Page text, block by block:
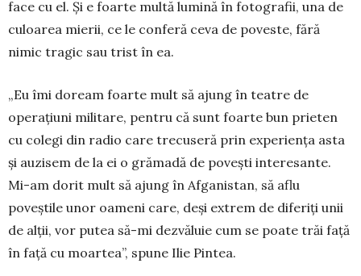
face cu el. Și e foarte multă lumină în fotografii, una de
culoarea mierii, ce le conferă ceva de poveste, fără
nimic tra­gic sau trist în ea.
„Eu îmi doream foarte mult să ajung în teatre de
operațiuni militare, pentru că sunt foarte bun prie­ten
cu colegi din radio care trecuseră prin ex­pe­rien­ța asta
și auzisem de la ei o grămadă de po­vești interesante.
Mi-am dorit mult să ajung în Af­ganistan, să aflu
poveștile unor oameni care, deși extrem de diferiți unii
de alții, vor putea să-mi dez­văluie cum se poate trăi față
în față cu moartea”, spune Ilie Pintea.